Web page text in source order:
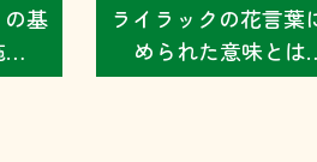
基
…
ライラックの花言葉
められた意味と